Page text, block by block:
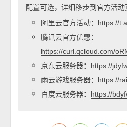
配置可选，详细移步到官方活动
阿里云官方活动：
https://
腾讯云官方优惠：
https://curl.qcloud.com/
京东云服务器： https://
雨云游戏服务器： https://
百度云服务器： https://